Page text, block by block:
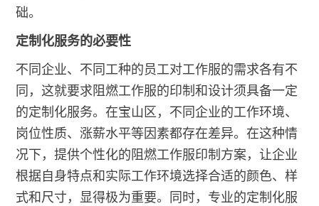
础。
定制化服务的必要性
不同企业、不同工种的员工对工作服的需求各有不
同，这就要求阻燃工作服的印制和设计须具备一定
的定制化服务。在宝山区，不同企业的工作环境、
岗位性质、涨薪水平等因素都存在差异。在这种情
况下，提供个性化的阻燃工作服印制方案，让企业
根据自身特点和实际工作环境选择合适的颜色、样
式和尺寸，显得极为重要。同时，专业的定制化服